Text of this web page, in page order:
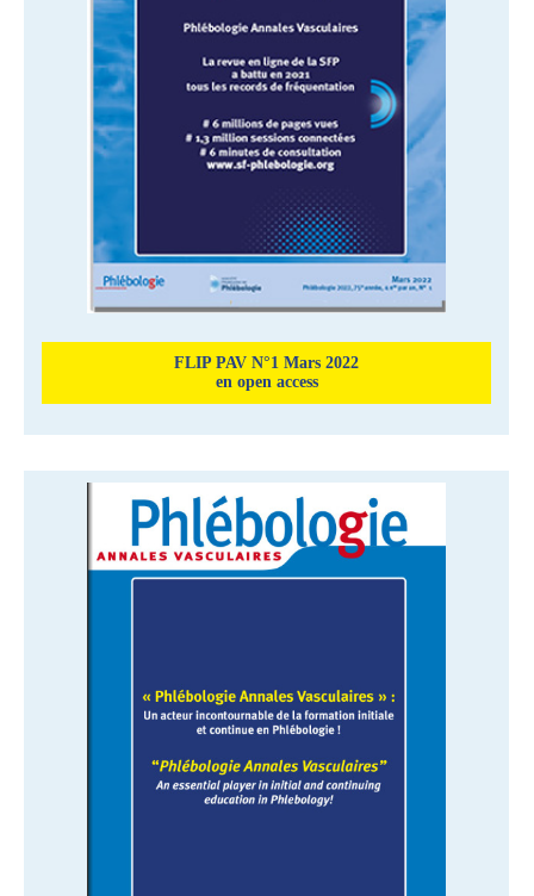
FLIP PAV N°1 Mars 2022
en open access